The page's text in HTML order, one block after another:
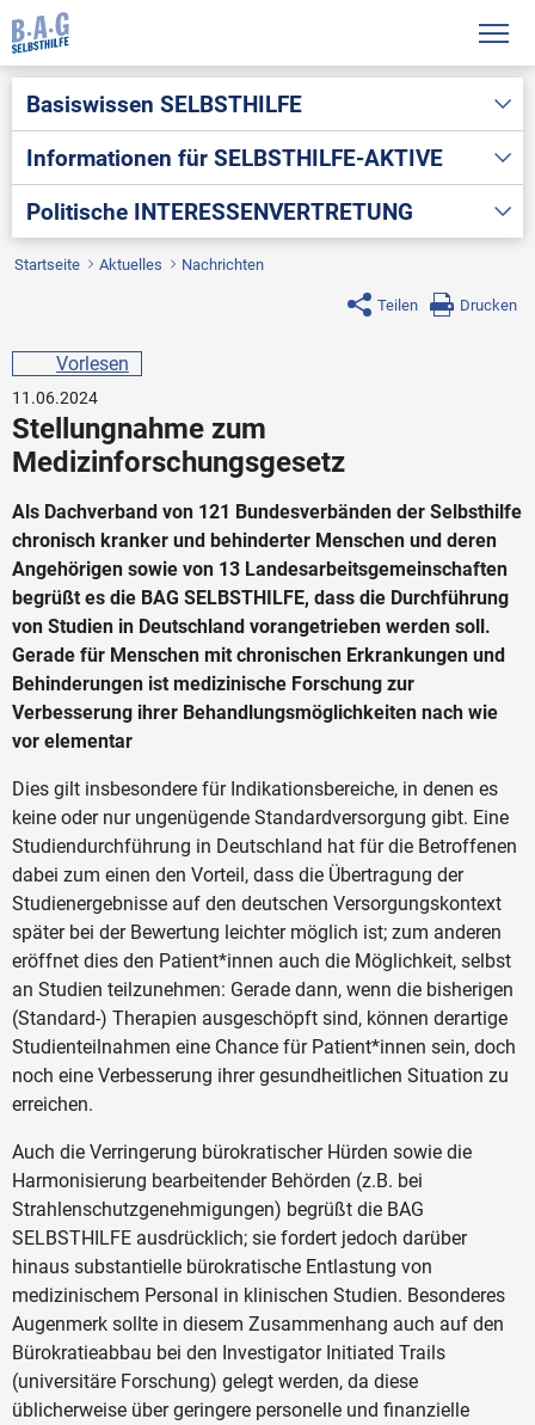
Basiswissen SELBSTHILFE
Informationen für SELBSTHILFE-AKTIVE
Politische INTERESSENVERTRETUNG
Startseite Aktuelles Nachrichten
Teilen Drucken
Vorlesen
11.06.2024
Stellungnahme zum
Medizinforschungsgesetz
Als Dachverband von 121 Bundesverbänden der Selbsthilfe
chronisch kranker und behinderter Menschen und deren
Angehörigen sowie von 13 Landesarbeitsgemeinschaften
begrüßt es die BAG SELBSTHILFE, dass die Durchführung
von Studien in Deutschland vorangetrieben werden soll.
Gerade für Menschen mit chronischen Erkrankungen und
Behinderungen ist medizinische Forschung zur
Verbesserung ihrer Behandlungsmöglichkeiten nach wie
vor elementar
Dies gilt insbesondere für Indikationsbereiche, in denen es
keine oder nur ungenügende Standardversorgung gibt. Eine
Studiendurchführung in Deutschland hat für die Betroffenen
dabei zum einen den Vorteil, dass die Übertragung der
Studienergebnisse auf den deutschen Versorgungskontext
später bei der Bewertung leichter möglich ist; zum anderen
eröffnet dies den Patient*innen auch die Möglichkeit, selbst
an Studien teilzunehmen: Gerade dann, wenn die bisherigen
(Standard-) Therapien ausgeschöpft sind, können derartige
Studienteilnahmen eine Chance für Patient*innen sein, doch
noch eine Verbesserung ihrer gesundheitlichen Situation zu
erreichen.
Auch die Verringerung bürokratischer Hürden sowie die
Harmonisierung bearbeitender Behörden (z.B. bei
Strahlenschutzgenehmigungen) begrüßt die BAG
SELBSTHILFE ausdrücklich; sie fordert jedoch darüber
hinaus substantielle bürokratische Entlastung von
medizinischem Personal in klinischen Studien. Besonderes
Augenmerk sollte in diesem Zusammenhang auch auf den
Bürokratieabbau bei den Investigator Initiated Trails
(universitäre Forschung) gelegt werden, da diese
üblicherweise über geringere personelle und finanzielle